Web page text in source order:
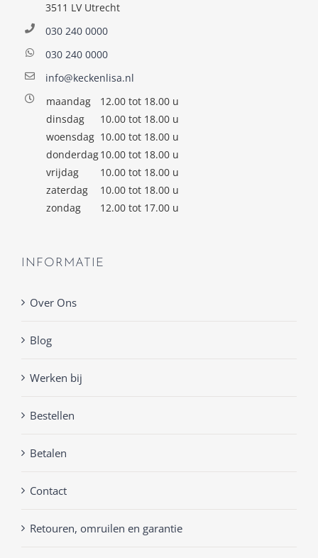
3511 LV Utrecht
030 240 0000
030 240 0000
info@keckenlisa.nl
maandag
12.00 tot 18.00 u
dinsdag
10.00 tot 18.00 u
woensdag 10.00 tot 18.00 u
donderdag10.00 tot 18.00 u
vrijdag
10.00 tot 18.00 u
zaterdag
10.00 tot 18.00 u
zondag
12.00 tot 17.00 u
INFORMATIE
Over Ons
Blog
Werken bij
Bestellen
Betalen
Contact
Retouren, omruilen en garantie